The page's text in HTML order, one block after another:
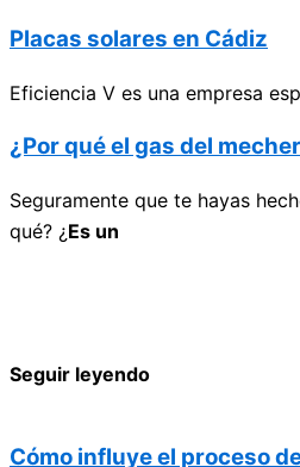
Placas solares en Cádiz
Eficiencia V es una empresa
¿Por qué el gas del
Seguramente que te hayas
qué? ¿Es un
Seguir leyendo
Cómo influye el proceso